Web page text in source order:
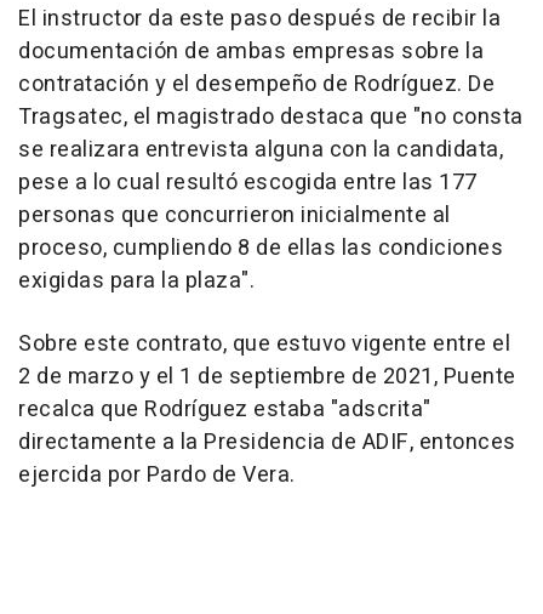
El instructor da este paso después de recibir la
documentación de ambas empresas sobre la
contratación y el desempeño de Rodríguez. De
Tragsatec, el magistrado destaca que "no consta
se realizara entrevista alguna con la candidata,
pese a lo cual resultó escogida entre las 177
personas que concurrieron inicialmente al
proceso, cumpliendo 8 de ellas las condiciones
exigidas para la plaza".
Sobre este contrato, que estuvo vigente entre el
2 de marzo y el 1 de septiembre de 2021, Puente
recalca que Rodríguez estaba "adscrita"
directamente a la Presidencia de ADIF, entonces
ejercida por Pardo de Vera.